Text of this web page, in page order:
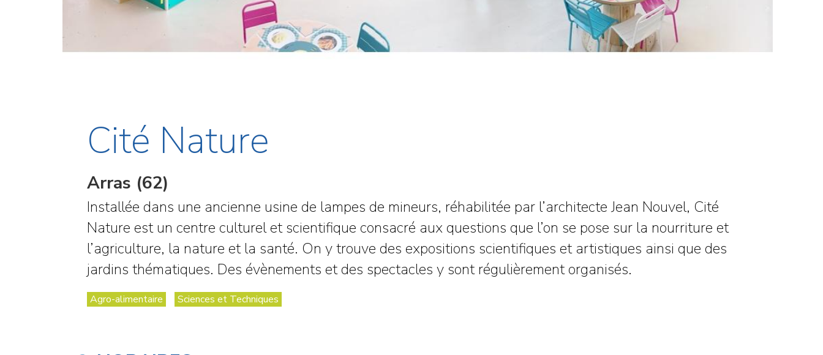
Cité Nature
Arras (62)
Installée dans une ancienne usine de lampes de mineurs, réhabilitée par l’architecte Jean Nouvel, Cité
Nature est un centre culturel et scientifique consacré aux questions que l’on se pose sur la nourriture et
l’agriculture, la nature et la santé. On y trouve des expositions scientifiques et artistiques ainsi que des
jardins thématiques. Des évènements et des spectacles y sont régulièrement organisés.
Agro-alimentaire Sciences et Techniques